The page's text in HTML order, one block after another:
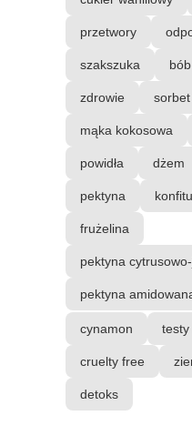
przetwory
szakszuka bób
zdrowie sorbet
mąka kokosowa
powidła dżem
pektyna
frużelina
pektyna cytrusowo-
pektyna
cynamon testy
cruelty free
detoks